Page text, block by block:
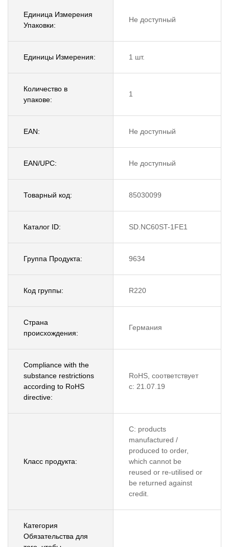
Единица Измерения
Упаковки:
Не доступный
Единицы Измерения: 1 шт.
Количество в
упакове:
1
EAN: Не доступный
EAN/UPC: Не доступный
Товарный код: 85030099
Каталог ID: SD.NC60ST-1FE1
Группа Продукта: 9634
Код группы: R220
Страна
происхождения:
Германия
Compliance with the
substance restrictions
according to RoHS
directive:
RoHS, соответствует
с: 21.07.19
Класс продукта:
C: products
manufactured /
produced to order,
which cannot be
reused or re-utilised or
be returned against
credit.
Категория
Обязательства для